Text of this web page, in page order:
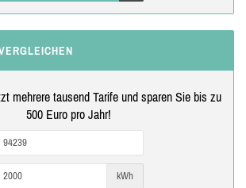
mehrere tausend Tarife und sparen Sie bis zu
500 Euro pro Jahr!
kWh